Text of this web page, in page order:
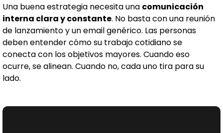
Una buena estrategia necesita una comunicación
interna clara y constante. No basta con una reunión
de lanzamiento y un email genérico. Las personas
deben entender cómo su trabajo cotidiano se
conecta con los objetivos mayores. Cuando eso
ocurre, se alinean. Cuando no, cada uno tira para su
lado.